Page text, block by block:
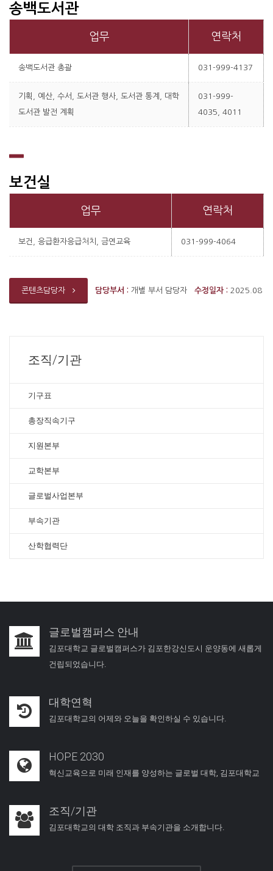
송백도서관
업무 연락처
송백도서관 총괄 031-999-4137
기획, 예산, 수서, 도서관 행사, 도서관 통계, 대학
도서관 발전 계획
031-999-
4035, 4011
보건실
업무 연락처
보건, 응급환자응급처치, 금연교육 031-999-4064
콘텐츠담당자 담당부서 : 개별 부서 담당자 수정일자 : 2025.08
조직/기관
기구표
총장직속기구
지원본부
교학본부
글로벌사업본부
부속기관
산학협력단
글로벌캠퍼스 안내
김포대학교 글로벌캠퍼스가 김포한강신도시 운양동에 새롭게
건립되었습니다.
대학연혁
김포대학교의 어제와 오늘을 확인하실 수 있습니다.
HOPE 2030
혁신교육으로 미래 인재를 양성하는 글로벌 대학, 김포대학교
조직/기관
김포대학교의 대학 조직과 부속기관을 소개합니다.